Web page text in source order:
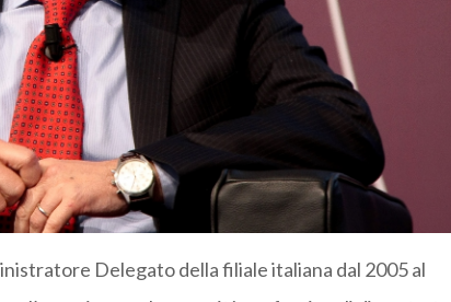
Delegato della filiale italiana dal 2005 al